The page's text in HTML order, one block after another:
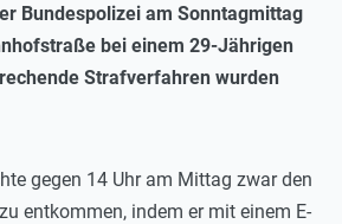
Bundespolizei am Sonntagmittag
bei einem 29-Jährigen
Strafverfahren wurden
gegen 14 Uhr am Mittag zwar den
entkommen, indem er mit einem E-